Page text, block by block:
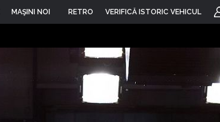
MAŞINI NOI RETRO VERIFICĂ ISTORIC VEHICUL